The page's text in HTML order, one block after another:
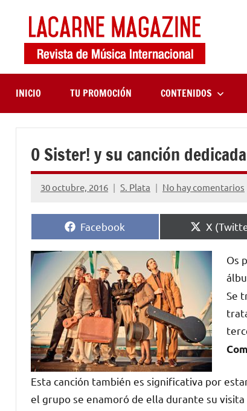
contenido
música
INICIO TU PROMOCIÓN CONTENIDOS
O Sister! y su canción
30 octubre, 2016 S. Plata No hay comentarios
Compartir
en
Facebook
en
X
Os
Se
Esta canción también es significativa por
el grupo se enamoró de ella durante su